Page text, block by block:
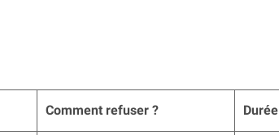
Comment refuser ? Durée